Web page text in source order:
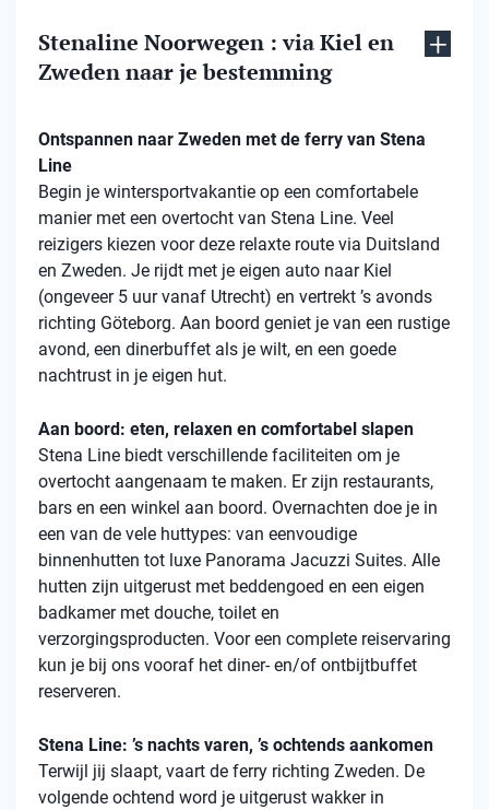
Stenaline Noorwegen : via Kiel en
Zweden naar je bestemming
Ontspannen naar Zweden met de ferry van Stena
Line
Begin je wintersportvakantie op een comfortabele
manier met een overtocht van Stena Line. Veel
reizigers kiezen voor deze relaxte route via Duitsland
en Zweden. Je rijdt met je eigen auto naar Kiel
(ongeveer 5 uur vanaf Utrecht) en vertrekt ’s avonds
richting Göteborg. Aan boord geniet je van een rustige
avond, een dinerbuffet als je wilt, en een goede
nachtrust in je eigen hut.
Aan boord: eten, relaxen en comfortabel slapen
Stena Line biedt verschillende faciliteiten om je
overtocht aangenaam te maken. Er zijn restaurants,
bars en een winkel aan boord. Overnachten doe je in
een van de vele huttypes: van eenvoudige
binnenhutten tot luxe Panorama Jacuzzi Suites. Alle
hutten zijn uitgerust met beddengoed en een eigen
badkamer met douche, toilet en
verzorgingsproducten. Voor een complete reiservaring
kun je bij ons vooraf het diner- en/of ontbijtbuffet
reserveren.
Stena Line: ’s nachts varen, ’s ochtends aankomen
Terwijl jij slaapt, vaart de ferry richting Zweden. De
volgende ochtend word je uitgerust wakker in